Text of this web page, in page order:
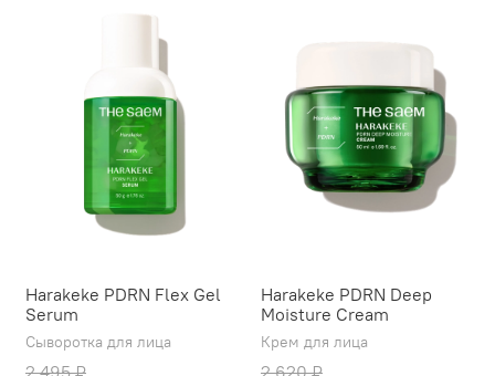
Harakeke PDRN Flex Gel
Serum
Сыворотка для лица
Harakeke PDRN Deep
Moisture Cream
Крем для лица